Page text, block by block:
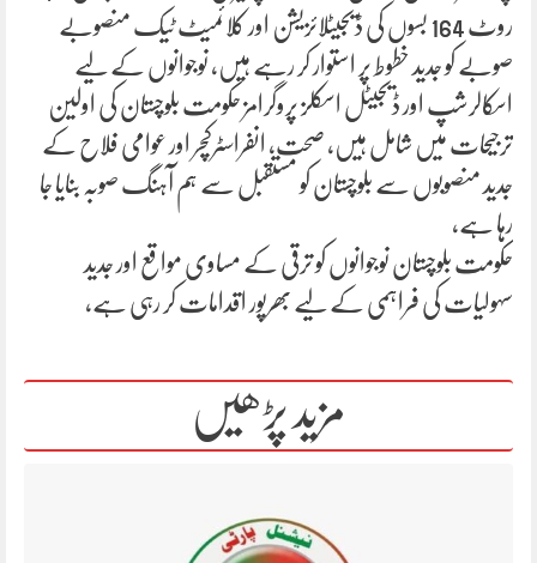
روٹ 164 بسوں کی ڈیجیٹلائزیشن اور کلائمیٹ ٹیک منصوبے
صوبے کو جدید خطوط پر استوار کر رہے ہیں، نوجوانوں کے لیے
اسکالرشپ اور ڈیجیٹل اسکلز پروگرامز حکومت بلوچستان کی اولین
ترجیحات میں شامل ہیں، صحت، انفراسٹرکچر اور عوامی فلاح کے
جدید منصوبوں سے بلوچستان کو مستقبل سے ہم آہنگ صوبہ بنایا جا
رہا ہے،
حکومت بلوچستان نوجوانوں کو ترقی کے مساوی مواقع اور جدید
سہولیات کی فراہمی کے لیے بھرپور اقدامات کر رہی ہے،
مزید پڑھیں